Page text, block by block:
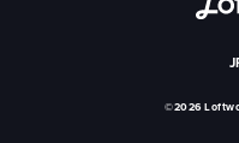
©2026